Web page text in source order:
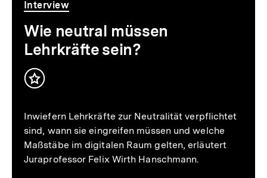
Video
Dauer
7
Min.
Interview
Wie neutral müssen
Lehrkräfte sein?
Inhalt
Inwiefern Lehrkräfte zur Neutralität verpflichtet
sind, wann sie eingreifen müssen und welche
Maßstäbe im digitalen Raum gelten, erläutert
Juraprofessor Felix Wirth Hanschmann.